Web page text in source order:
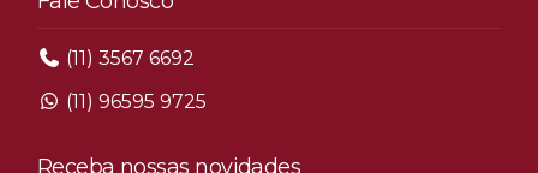
(11) 3567 6692
(11) 96595 9725
Receba nossas novidades